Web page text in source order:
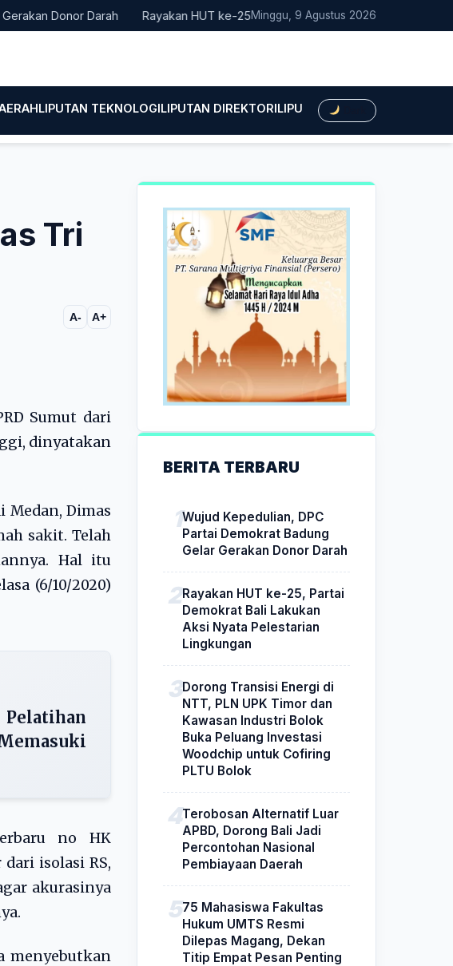
Donor Darah Rayakan HUT ke-25, Partai Demokrat Bali Lakukan Aksi Nyata
Minggu, 9 Agustus 2026
LIPUTAN TEKNOLOGILIPUTAN DIREKTORILIPUTAN HUKUMLIPUTAN
Tri
A- A+
Sumut dari
dinyatakan
Dimas
sakit. Telah
Hal itu
(6/10/2020)
no HK
isolasi RS,
akurasinya
menyebutkan
BERITA TERBARU
Wujud Kepedulian, DPC
Partai Demokrat Badung
Gelar Gerakan Donor Darah
Rayakan HUT ke-25, Partai
Demokrat Bali Lakukan
Aksi Nyata Pelestarian
Lingkungan
Dorong Transisi Energi di
NTT, PLN UPK Timor dan
Kawasan Industri Bolok
Buka Peluang Investasi
Woodchip untuk Cofiring
PLTU Bolok
Terobosan Alternatif Luar
APBD, Dorong Bali Jadi
Percontohan Nasional
Pembiayaan Daerah
75 Mahasiswa Fakultas
Hukum UMTS Resmi
Dilepas Magang, Dekan
Titip Empat Pesan Penting